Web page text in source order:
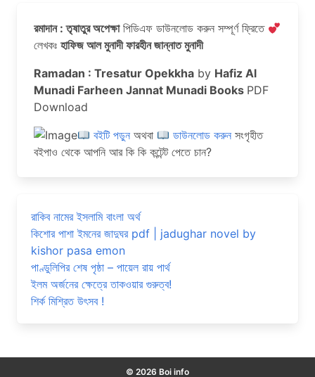
রমাদান : তৃষাতুর অপেক্ষাপিডিএফ ডাউনলোড করুন সম্পূর্ণ ফ্রিতে
লেখকঃ হাফিজ আল মুনাদী ফারহীন জান্নাত মুনাদী
Ramadan : Tresatur Opekkha by Hafiz Al
Munadi Farheen Jannat Munadi Books PDF
Download
বইটি পড়ুন অথবা ডাউনলোড করুন সংগৃহীত
বইপাও থেকে আপনি আর কি কি কন্টেন্ট পেতে চান?
রাকিব নামের ইসলামি বাংলা অর্থ
কিশোর পাশা ইমনের জাদুঘর pdf | jadughar novel by
kishor pasa emon
পাণ্ডুলিপির শেষ পৃষ্ঠা – পায়েল রায় পার্থ
ইলম অর্জনের ক্ষেত্রে তাকওয়ার গুরুত্ব!
শির্ক মিশ্রিত উৎসব !
© 2026 Boi info